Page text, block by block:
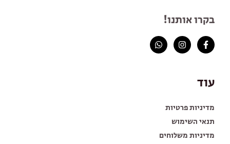
בקרו אותנו!
עוד
מדיניות פרטיות
תנאי השימוש
מדיניות משלוחים